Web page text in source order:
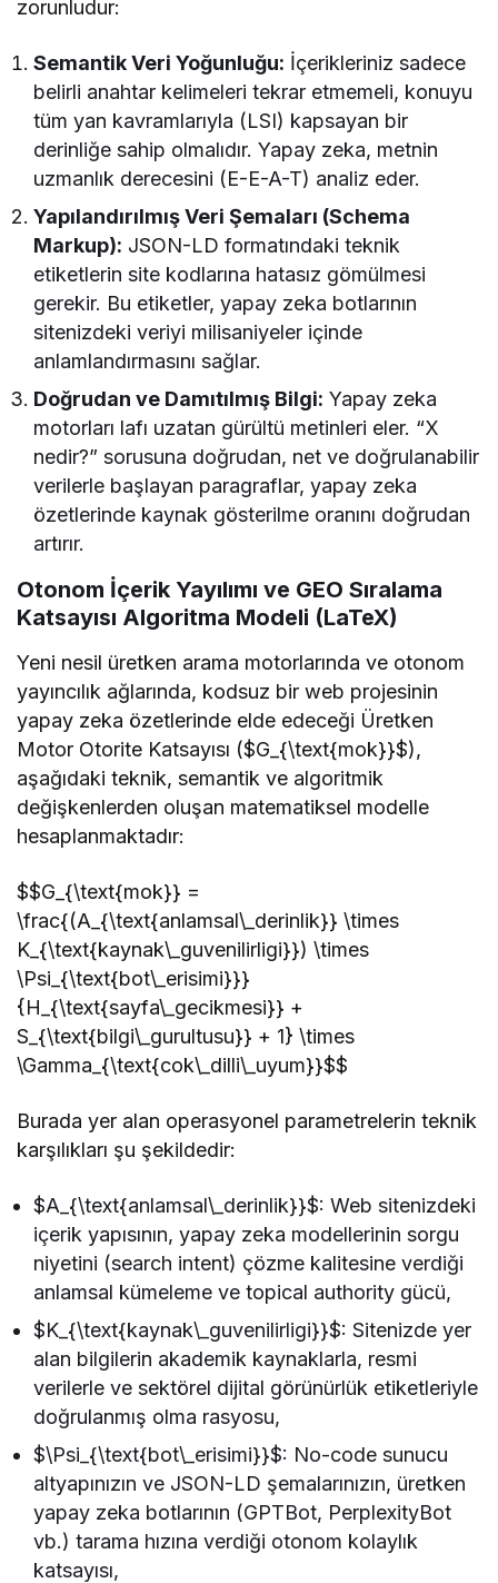
zorunludur:
Semantik Veri Yoğunluğu: İçerikleriniz sadece
belirli anahtar kelimeleri tekrar etmemeli, konuyu
tüm yan kavramlarıyla (LSI) kapsayan bir
derinliğe sahip olmalıdır. Yapay zeka, metnin
uzmanlık derecesini (E-E-A-T) analiz eder.
Yapılandırılmış Veri Şemaları (Schema
Markup): JSON-LD formatındaki teknik
etiketlerin site kodlarına hatasız gömülmesi
gerekir. Bu etiketler, yapay zeka botlarının
sitenizdeki veriyi milisaniyeler içinde
anlamlandırmasını sağlar.
Doğrudan ve Damıtılmış Bilgi: Yapay zeka
motorları lafı uzatan gürültü metinleri eler. “X
nedir?” sorusuna doğrudan, net ve doğrulanabilir
verilerle başlayan paragraflar, yapay zeka
özetlerinde kaynak gösterilme oranını doğrudan
artırır.
Otonom İçerik Yayılımı ve GEO Sıralama
Katsayısı Algoritma Modeli (LaTeX)
Yeni nesil üretken arama motorlarında ve otonom
yayıncılık ağlarında, kodsuz bir web projesinin
yapay zeka özetlerinde elde edeceği Üretken
Motor Otorite Katsayısı ($G_{\text{mok}}$),
aşağıdaki teknik, semantik ve algoritmik
değişkenlerden oluşan matematiksel modelle
hesaplanmaktadır:
$$G_{\text{mok}} =
\frac{(A_{\text{anlamsal\_derinlik}} \times
K_{\text{kaynak\_guvenilirligi}}) \times
\Psi_{\text{bot\_erisimi}}}
{H_{\text{sayfa\_gecikmesi}} +
S_{\text{bilgi\_gurultusu}} + 1} \times
\Gamma_{\text{cok\_dilli\_uyum}}$$
Burada yer alan operasyonel parametrelerin teknik
karşılıkları şu şekildedir:
$A_{\text{anlamsal\_derinlik}}$: Web sitenizdeki
içerik yapısının, yapay zeka modellerinin sorgu
niyetini (search intent) çözme kalitesine verdiği
anlamsal kümeleme ve topical authority gücü,
$K_{\text{kaynak\_guvenilirligi}}$: Sitenizde yer
alan bilgilerin akademik kaynaklarla, resmi
verilerle ve sektörel dijital görünürlük etiketleriyle
doğrulanmış olma rasyosu,
$\Psi_{\text{bot\_erisimi}}$: No-code sunucu
altyapınızın ve JSON-LD şemalarınızın, üretken
yapay zeka botlarının (GPTBot, PerplexityBot
vb.) tarama hızına verdiği otonom kolaylık
katsayısı,